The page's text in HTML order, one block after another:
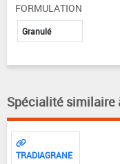
FORMULATION
Granulé
Spécialité similaire
TRADIAGRANE